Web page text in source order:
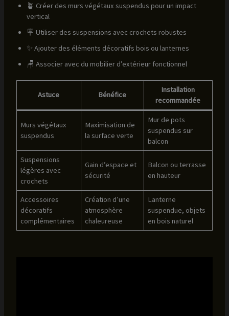
🪴 Créer des murs végétaux suspendus pour un impact
vertical
🪧 Utiliser des suspensions avec crochets robustes
✨ Ajouter des éléments décoratifs bois ou lanternes
🪑 Associer avec du mobilier d’extérieur fonctionnel
Astuce Bénéfice
Installation
recommandée
Murs végétaux
suspendus
Maximisation de
la surface verte
Mur de pots
suspendus sur
balcon
Suspensions
légères avec
crochets
Gain d’espace et
sécurité
Balcon ou terrasse
en hauteur
Accessoires
décoratifs
complémentaires
Création d’une
atmosphère
chaleureuse
Lanterne
suspendue, objets
en bois naturel